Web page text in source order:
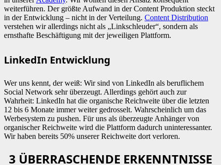
weiterführen. Der größte Aufwand in der Content Produktion steckt
in der Entwicklung – nicht in der Verteilung. Content Distribution
verstehen wir allerdings nicht als „Linkschleuder“, sondern als
ernsthafte Beschäftigung mit der jeweiligen Plattform.
LinkedIn Entwicklung
Wer uns kennt, der weiß: Wir sind von LinkedIn als beruflichem
Social Network sehr überzeugt. Allerdings gehört auch zur
Wahrheit: LinkedIn hat die organische Reichweite über die letzten
12 bis 6 Monate immer weiter gedrosselt. Wahrscheinlich um das
Werbesystem zu pushen. Für uns als überzeugte Anhänger von
organischer Reichweite wird die Plattform dadurch uninteressanter.
Wir haben bereits 50% unserer Reichweite dort verloren.
3 ÜBERRASCHENDE ERKENNTNISSE